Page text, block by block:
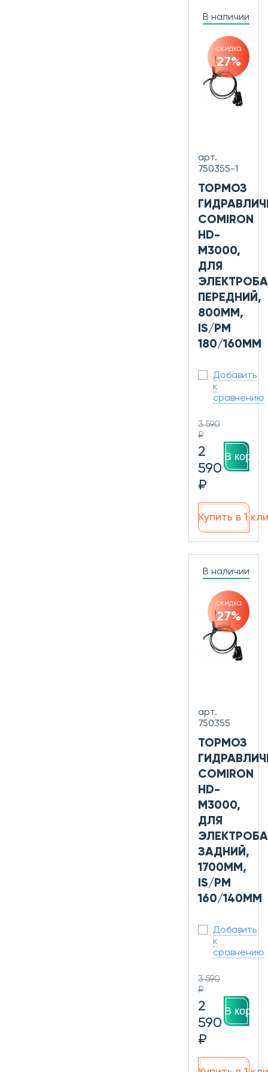
В наличии
скидка
27%
арт.
750355-1
ТОРМОЗ
COMIRON
HD-
M3000,
ДЛЯ
ПЕРЕДНИЙ,
800ММ,
IS/PM
180/160ММ
Добавить
к
сравнению
3 590
₽
2
590
₽
В
Купить в 1
В наличии
скидка
27%
арт.
750355
ТОРМОЗ
COMIRON
HD-
M3000,
ДЛЯ
ЗАДНИЙ,
1700ММ,
IS/PM
160/140ММ
Добавить
к
сравнению
3 590
₽
2
590
₽
В